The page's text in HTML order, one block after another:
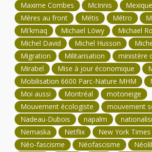
Maxime Combes
McInnis
Mexique
Mères au front
Métis Métro
Mi'kmaq
Michael Löwy
Michael
Michel David
Michel Husson
Migration
Militarisation
ministère
Mirabel
Mise à jour économique
Mobilisation 6600 Parc-Nature MHM
Moi aussi
Montréal
motoneige
Mouvement écologiste
mouvement
Nadeau-Dubois
napalm
Nemaska
Netflix
New York Times
Néo-fascisme
Néofascisme